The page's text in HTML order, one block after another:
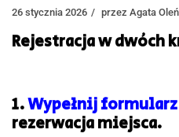
26 stycznia 2026 przez Agata
Rejestracja w dwóch
1.Wypełnij formularz
rezerwacja miejsca.